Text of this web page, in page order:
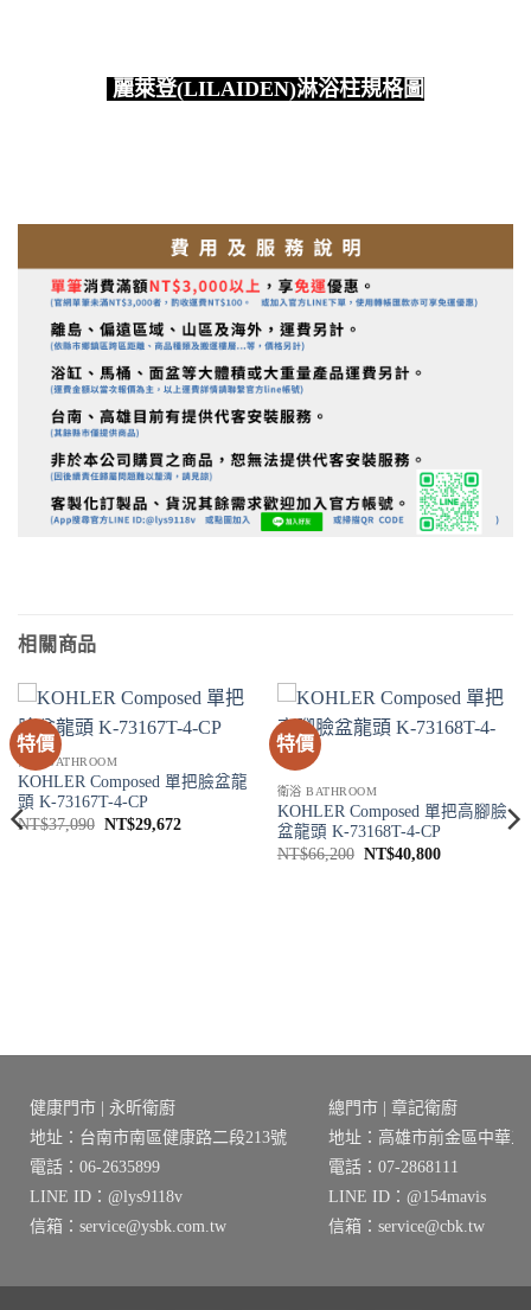
麗萊登(LILAIDEN)淋浴柱規格圖
相關商品
特價
衛浴 BATHROOM
KOHLER Composed 單把臉盆龍
頭 K-73167T-4-CP
NT$37,090 原
NT$29,672目
特價
衛浴 BATHROOM
KOHLER Composed 單把高腳臉
盆龍頭 K-73168T-4-CP
NT$66,200 原
NT$40,800目
健康門市 | 永昕衛廚
地址：台南市南區健康路二段213號
電話：06-2635899
LINE ID：@lys9118v
信箱：service@ysbk.com.tw
總門市 | 章記衛廚
地址：高雄市前金區中華三
電話：07-2868111
LINE ID：@154mavis
信箱：service@cbk.tw